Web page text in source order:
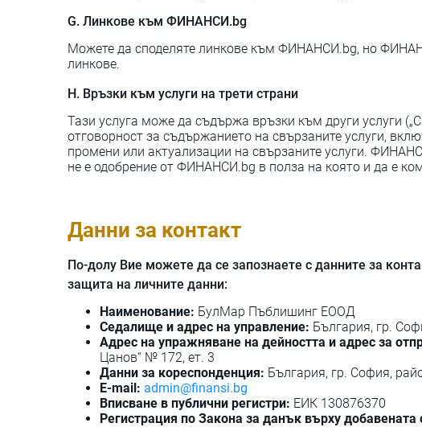
G. Линкове към ФИНАНСИ.bg
Можете да споделяте линкове към ФИНАНСИ.bg, но
линкове.
H. Връзки към услуги на трети страни
Тази услуга може да съдържа връзки към други услуги
отговорност за съдържанието на свързаните услуги,
промени или актуализации на свързаните услуги.
не е одобрение от ФИНАНСИ.bg в полза на която и да е
Данни за контакт
По-долу Вие можете да се запознаете с данните за
защита на личните данни:
Наименование: БулМар Пъблишинг ЕООД
Седалище и адрес на управление: България, гр.
Адрес на упражняване на дейността и адрес за
Цанов“ № 172, ет. 3
Данни за кореспонденция: България, гр. София,
E-mail: admin@finansi.bg
Вписване в публични регистри: ЕИК 130876370
Регистрация по Закона за данък върху добавената